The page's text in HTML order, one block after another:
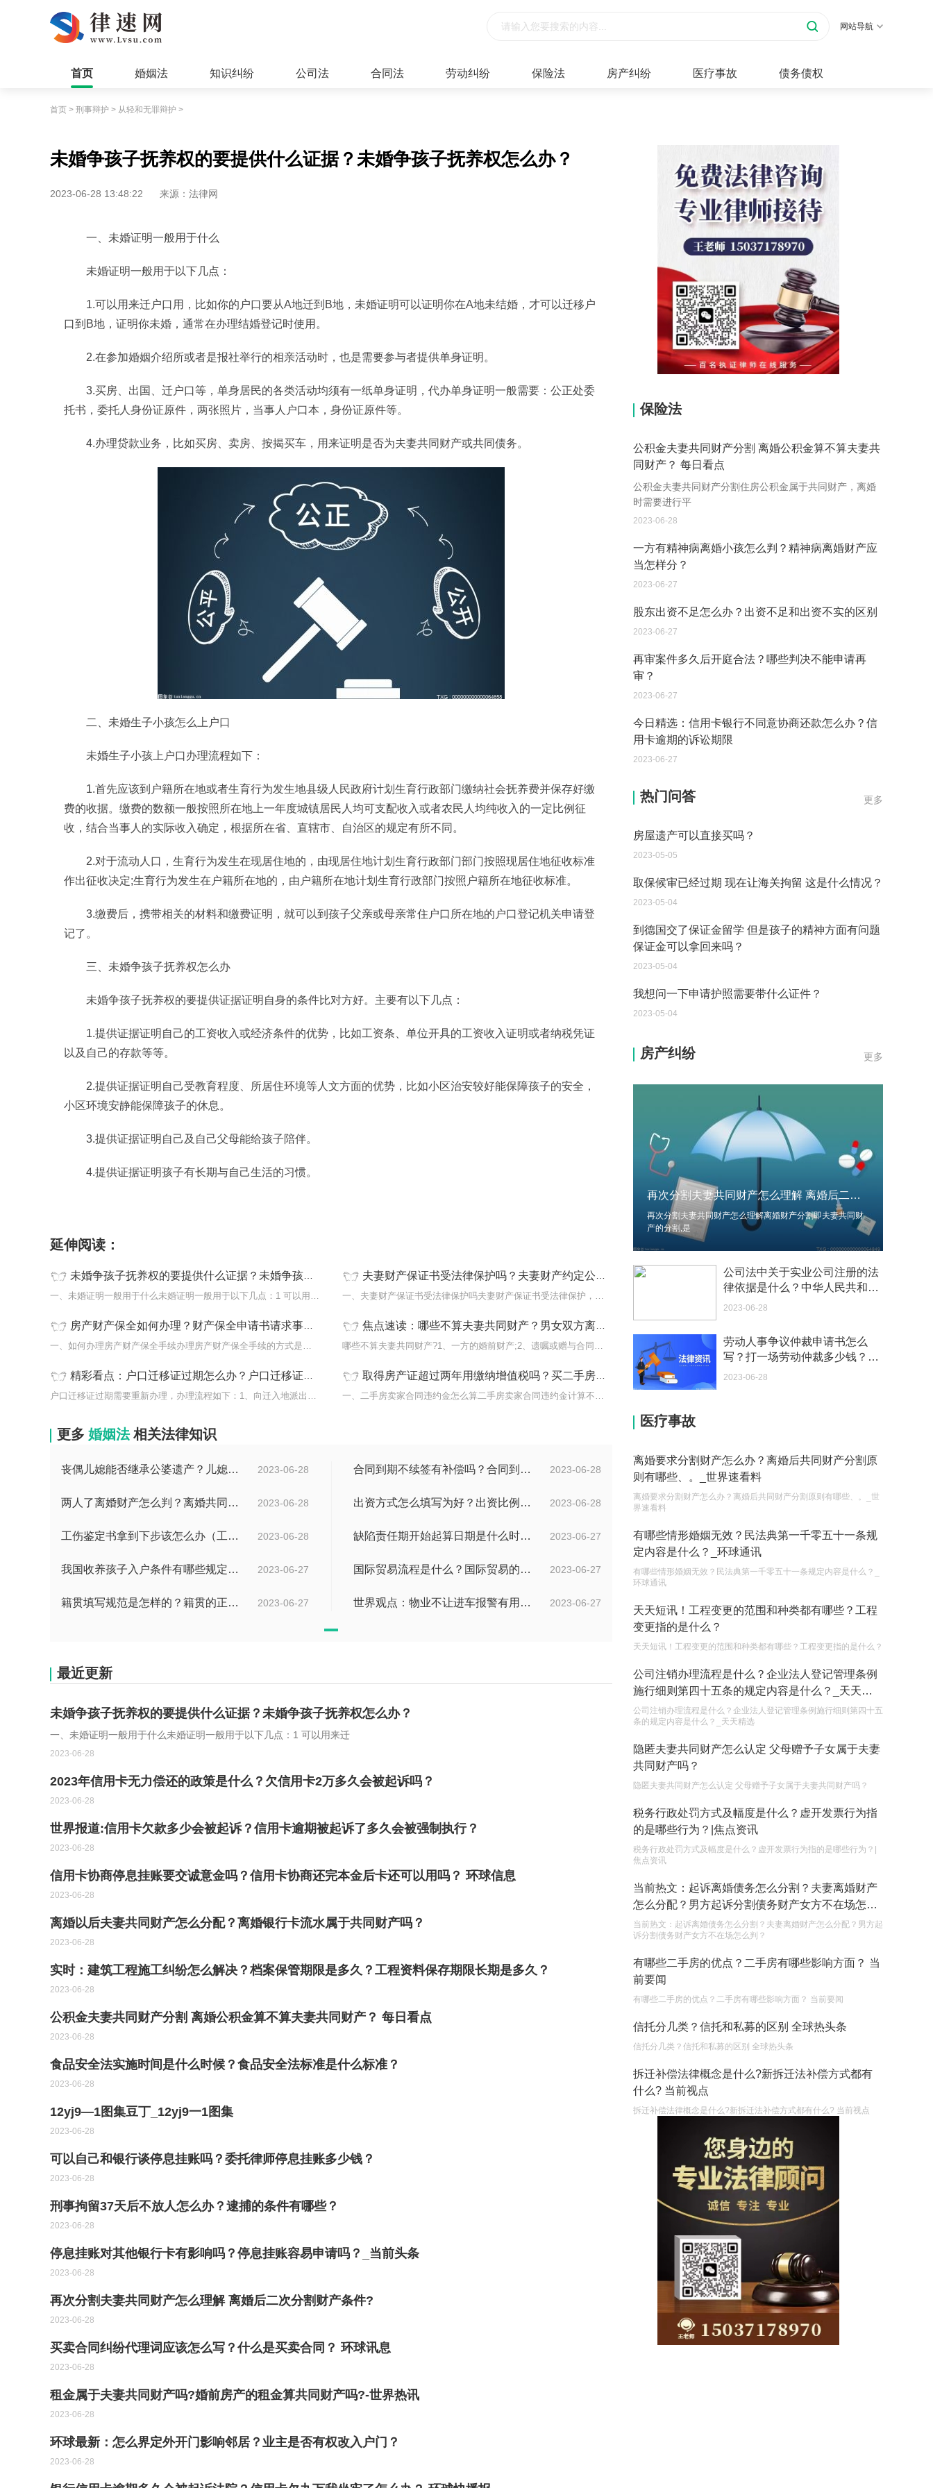
网站导航
首页 婚姻法 知识纠纷 公司法 合同法 劳动纠纷 保险法 房产纠纷 医疗事故 债务债权
首页 > 刑事辩护 > 从轻和无罪辩护 >
未婚争孩子抚养权的要提供什么证据？未婚争孩子抚养权怎么办？
2023-06-28 13:48:22 来源：法律网
一、未婚证明一般用于什么
未婚证明一般用于以下几点：
1.可以用来迁户口用，比如你的户口要从A地迁到B地，未婚证明可以证明你在A地未结婚，才可以迁移户
口到B地，证明你未婚，通常在办理结婚登记时使用。
2.在参加婚姻介绍所或者是报社举行的相亲活动时，也是需要参与者提供单身证明。
3.买房、出国、迁户口等，单身居民的各类活动均须有一纸单身证明，代办单身证明一般需要：公正处委
托书，委托人身份证原件，两张照片，当事人户口本，身份证原件等。
4.办理贷款业务，比如买房、卖房、按揭买车，用来证明是否为夫妻共同财产或共同债务。
二、未婚生子小孩怎么上户口
未婚生子小孩上户口办理流程如下：
1.首先应该到户籍所在地或者生育行为发生地县级人民政府计划生育行政部门缴纳社会抚养费并保存好缴
费的收据。缴费的数额一般按照所在地上一年度城镇居民人均可支配收入或者农民人均纯收入的一定比例征
收，结合当事人的实际收入确定，根据所在省、直辖市、自治区的规定有所不同。
2.对于流动人口，生育行为发生在现居住地的，由现居住地计划生育行政部门部门按照现居住地征收标准
作出征收决定;生育行为发生在户籍所在地的，由户籍所在地计划生育行政部门按照户籍所在地征收标准。
3.缴费后，携带相关的材料和缴费证明，就可以到孩子父亲或母亲常住户口所在地的户口登记机关申请登
记了。
三、未婚争孩子抚养权怎么办
未婚争孩子抚养权的要提供证据证明自身的条件比对方好。主要有以下几点：
1.提供证据证明自己的工资收入或经济条件的优势，比如工资条、单位开具的工资收入证明或者纳税凭证
以及自己的存款等等。
2.提供证据证明自己受教育程度、所居住环境等人文方面的优势，比如小区治安较好能保障孩子的安全，
小区环境安静能保障孩子的休息。
3.提供证据证明自己及自己父母能给孩子陪伴。
4.提供证据证明孩子有长期与自己生活的习惯。
延伸阅读：
未婚争孩子抚养权的要提供什么证据？未婚争孩子抚养权怎么办？
一、未婚证明一般用于什么未婚证明一般用于以下几点：1 可以用来迁
夫妻财产保证书受法律保护吗？夫妻财产约定公证是否有效？
一、夫妻财产保证书受法律保护吗夫妻财产保证书受法律保护，夫妻之
房产财产保全如何办理？财产保全申请书请求事项 天天新视野
一、如何办理房产财产保全手续办理房产财产保全手续的方式是由申请
焦点速读：哪些不算夫妻共同财产？男女双方离婚财产怎么分配？
哪些不算夫妻共同财产?1、一方的婚前财产;2、遗嘱或赠与合同中确定
精彩看点：户口迁移证过期怎么办？户口迁移证过期需要重新办理办理流程是什么？
户口迁移证过期需要重新办理，办理流程如下：1、向迁入地派出所提出
取得房产证超过两年用缴纳增值税吗？买二手房违约的具体赔偿方法是什么？
一、二手房卖家合同违约金怎么算二手房卖家合同违约金计算不是法律
更多 婚姻法 相关法律知识
2023-06-28
丧偶儿媳能否继承公婆遗产？儿媳有没有赡养老人的义务？ 2023-06-28
合同到期不续签有补偿吗？合同到期未提前30天通知怎么赔偿？ 当前速看
2023-06-28
两人了离婚财产怎么判？离婚共同财产有哪些？_焦点快报 2023-06-28
出资方式怎么填写为好？出资比例怎么填写？
2023-06-28
工伤鉴定书拿到下步该怎么办（工伤鉴定后要是对伤残等级结论不服怎么办） 2023-06-27
缺陷责任期开始起算日期是什么时候？缺陷责任终止证书签发的必要条件是什么？
2023-06-27
我国收养孩子入户条件有哪些规定？办理收养登记的事实收养情况有几种？ 2023-06-27
国际贸易流程是什么？国际贸易的具体流程的内容都有哪些？
2023-06-27
籍贯填写规范是怎样的？籍贯的正确填写规范是什么？-天天微动态 2023-06-27
世界观点：物业不让进车报警有用吗？小区不让业主进车该怎么投诉？
最近更新
未婚争孩子抚养权的要提供什么证据？未婚争孩子抚养权怎么办？
一、未婚证明一般用于什么未婚证明一般用于以下几点：1 可以用来迁
2023-06-28
2023年信用卡无力偿还的政策是什么？欠信用卡2万多久会被起诉吗？
2023-06-28
世界报道:信用卡欠款多少会被起诉？信用卡逾期被起诉了多久会被强制执行？
2023-06-28
信用卡协商停息挂账要交诚意金吗？信用卡协商还完本金后卡还可以用吗？ 环球信息
2023-06-28
离婚以后夫妻共同财产怎么分配？离婚银行卡流水属于共同财产吗？
2023-06-28
实时：建筑工程施工纠纷怎么解决？档案保管期限是多久？工程资料保存期限长期是多久？
2023-06-28
公积金夫妻共同财产分割 离婚公积金算不算夫妻共同财产？ 每日看点
2023-06-28
食品安全法实施时间是什么时候？食品安全法标准是什么标准？
2023-06-28
12yj9—1图集豆丁_12yj9一1图集
2023-06-28
可以自己和银行谈停息挂账吗？委托律师停息挂账多少钱？
2023-06-28
刑事拘留37天后不放人怎么办？逮捕的条件有哪些？
2023-06-28
停息挂账对其他银行卡有影响吗？停息挂账容易申请吗？_当前头条
2023-06-28
再次分割夫妻共同财产怎么理解 离婚后二次分割财产条件?
2023-06-28
买卖合同纠纷代理词应该怎么写？什么是买卖合同？ 环球讯息
2023-06-28
租金属于夫妻共同财产吗?婚前房产的租金算共同财产吗?-世界热讯
2023-06-28
环球最新：怎么界定外开门影响邻居？业主是否有权改入户门？
2023-06-28
保险法
公积金夫妻共同财产分割 离婚公积金算不算夫妻共
同财产？ 每日看点
公积金夫妻共同财产分割住房公积金属于共同财产，离婚
时需要进行平
2023-06-28
一方有精神病离婚小孩怎么判？精神病离婚财产应
当怎样分？
2023-06-27
股东出资不足怎么办？出资不足和出资不实的区别
2023-06-27
再审案件多久后开庭合法？哪些判决不能申请再
审？
2023-06-27
今日精选：信用卡银行不同意协商还款怎么办？信
用卡逾期的诉讼期限
2023-06-27
更多
热门问答
父母过世后如何办理房产过户？
房屋遗产可以直接买吗？
2023-05-05
取保候审已经过期 现在让海关拘留 这是什么情况？
2023-05-04
到德国交了保证金留学 但是孩子的精神方面有问题
保证金可以拿回来吗？
2023-05-04
我想问一下申请护照需要带什么证件？
2023-05-04
谢！
外国旅游签证可以在中国大使馆登记结婚吗？
我可以在苏州申请护照吗？我所在的地方是云南
2023-05-04
你好 我想问一下外国人来这里工作没有护照该怎么
办？
2023-05-04
如何续签居住证 我的1月7日到期
中介说商务签转工作签证合法吗 应该向哪个国家机
2023-05-04
你好 我需要申请去美国结婚的签证 过程是什么？
代理权的产生原因是什么？当我国没有外贸经营权
权利和责任是什么？
2023-05-04
单纯的遗产赠要缴税吗？
2023-05-05
遗产继承必须要公证吗？
2023-05-05
继承遗产的份额怎么分配？
更多
房产纠纷
再次分割夫妻共同财产怎么理解 离婚后二次分割财产条件?
再次分割夫妻共同财产怎么理解离婚财产分割即夫妻共同财
产的分割,是
公司法中关于实业公司注册的法
律依据是什么？中华人民共和国
公司法第二十三条是什么？ 当前
2023-06-28
劳动人事争议仲裁申请书怎么
写？打一场劳动仲裁多少钱？_
全球今头条
2023-06-28
医疗事故
离婚要求分割财产怎么办？离婚后共同财产分割原
则有哪些、。_世界速看料
离婚要求分割财产怎么办？离婚后共同财产分割原则有哪些、。_世
界速看料
有哪些情形婚姻无效？民法典第一千零五十一条规
定内容是什么？_环球通讯
有哪些情形婚姻无效？民法典第一千零五十一条规定内容是什么？_
环球通讯
天天短讯！工程变更的范围和种类都有哪些？工程
变更指的是什么？
天天短讯！工程变更的范围和种类都有哪些？工程变更指的是什么？
公司注销办理流程是什么？企业法人登记管理条例
施行细则第四十五条的规定内容是什么？_天天精
选
公司注销办理流程是什么？企业法人登记管理条例施行细则第四十五
条的规定内容是什么？_天天精选
隐匿夫妻共同财产怎么认定 父母赠予子女属于夫妻
共同财产吗？
隐匿夫妻共同财产怎么认定 父母赠予子女属于夫妻共同财产吗？
税务行政处罚方式及幅度是什么？虚开发票行为指
的是哪些行为？|焦点资讯
税务行政处罚方式及幅度是什么？虚开发票行为指的是哪些行为？|
焦点资讯
当前热文：起诉离婚债务怎么分割？夫妻离婚财产
怎么分配？男方起诉分割债务财产女方不在场怎么
判？
当前热文：起诉离婚债务怎么分割？夫妻离婚财产怎么分配？男方起
诉分割债务财产女方不在场怎么判？
有哪些二手房的优点？二手房有哪些影响方面？ 当
前要闻
有哪些二手房的优点？二手房有哪些影响方面？ 当前要闻
信托分几类？信托和私募的区别 全球热头条
信托分几类？信托和私募的区别 全球热头条
拆迁补偿法律概念是什么?新拆迁法补偿方式都有
什么? 当前视点
拆迁补偿法律概念是什么?新拆迁法补偿方式都有什么? 当前视点